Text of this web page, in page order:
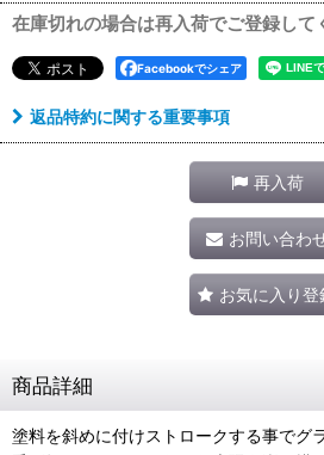
在庫切れの場合は再入荷でご登録して
Facebookでシェア
返品特約に関する重要事項
再入荷
お問い合わ
お気に入り登
商品詳細
塗料を斜めに付けストロークする事でグ